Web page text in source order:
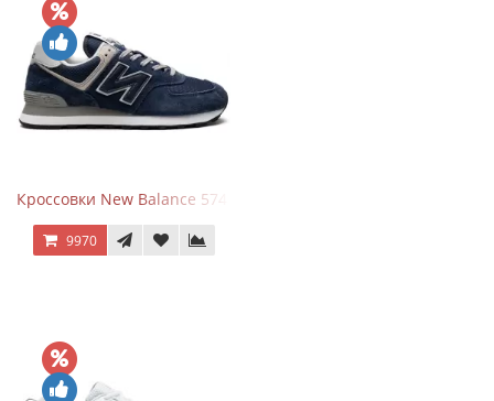
Кроссовки New Balance 574 Navy Blue Grey
9970